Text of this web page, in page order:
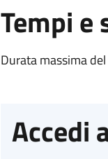
Tempi e
Durata massima
Accedi